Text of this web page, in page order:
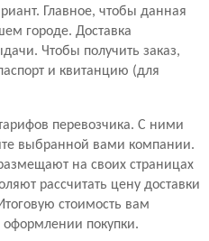
Главное, чтобы данная
городе. Доставка
Чтобы получить заказ,
и квитанцию (для
перевозчика. С ними
выбранной вами компании.
на своих страницах
рассчитать цену доставки
стоимость вам
покупки.